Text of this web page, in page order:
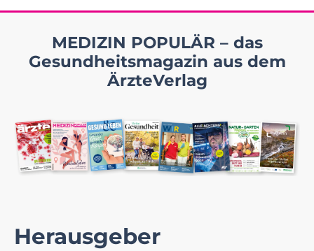
MEDIZIN POPULÄR – das
Gesundheitsmagazin aus dem
ÄrzteVerlag
Herausgeber